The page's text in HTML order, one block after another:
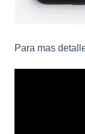
Para mas